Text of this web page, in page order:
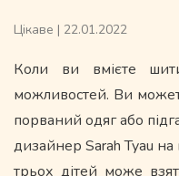
Цікаве | 22.01.2022
Коли ви вмієте
можливостей. Ви
порваний одяг або
дизайнер Sarah Tyau
трьох дітей може